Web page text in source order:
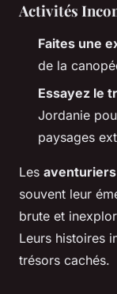
Activités
Faites une
de la
Essayez le
Jordanie
paysages
Les aventuriers
souvent leur
brute et
Leurs histoires
trésors cachés.